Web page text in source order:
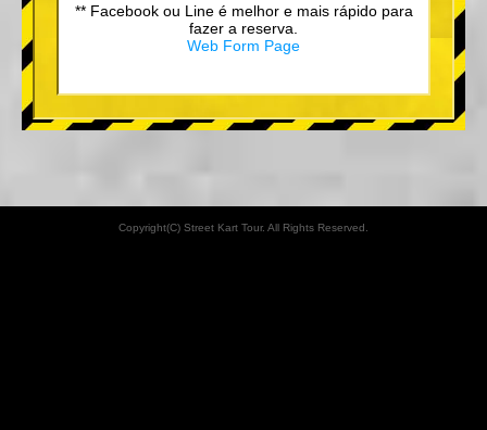
** Facebook ou Line é melhor e mais rápido para
fazer a reserva.
Web Form Page
Copyright(C) Street Kart Tour. All Rights Reserved.